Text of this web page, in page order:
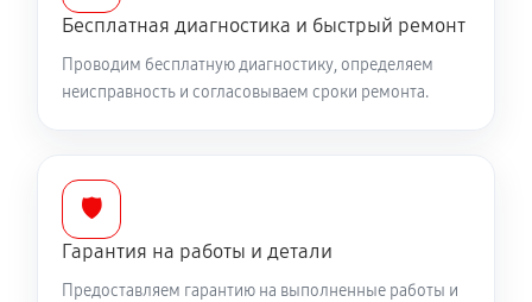
Бесплатная диагностика и быстрый ремонт
Проводим бесплатную диагностику, определяем
неисправность и согласовываем сроки ремонта.
🛡️
Гарантия на работы и детали
Предоставляем гарантию на выполненные работы и